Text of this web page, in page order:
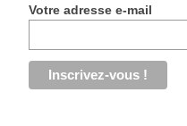
Berlin
Munich
Danemark
Votre adresse e-mail